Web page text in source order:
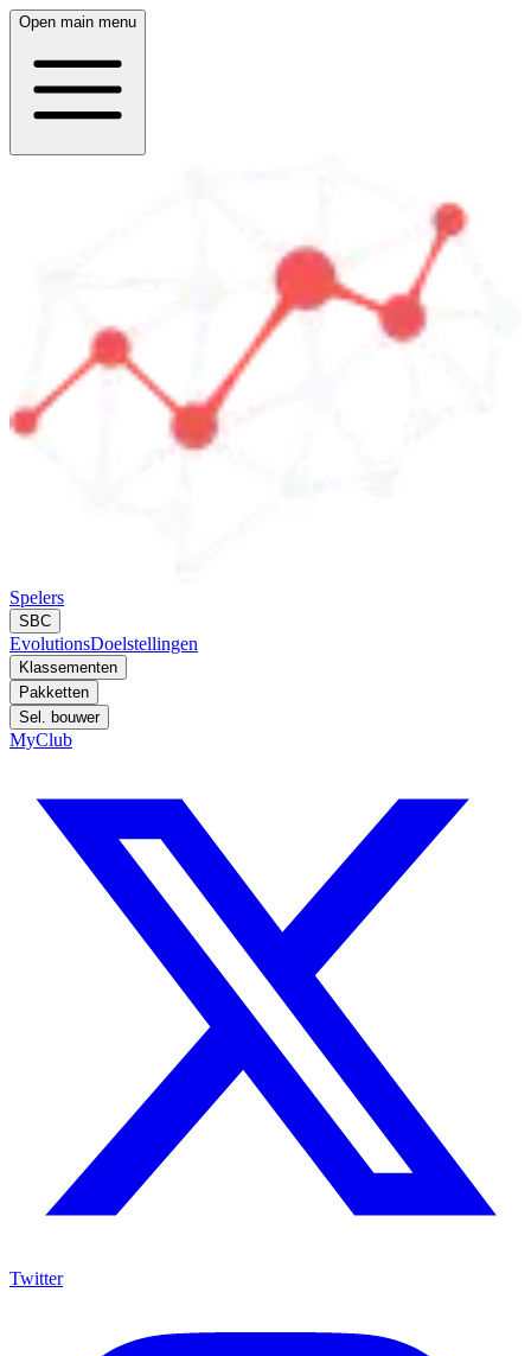
Open main menu
Spelers
SBC
EvolutionsDoelstellingen
Klassementen
Pakketten
Sel. bouwer
MyClub
Twitter